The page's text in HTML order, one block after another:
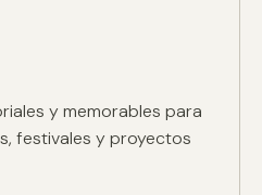
y memorables para
festivales y proyectos